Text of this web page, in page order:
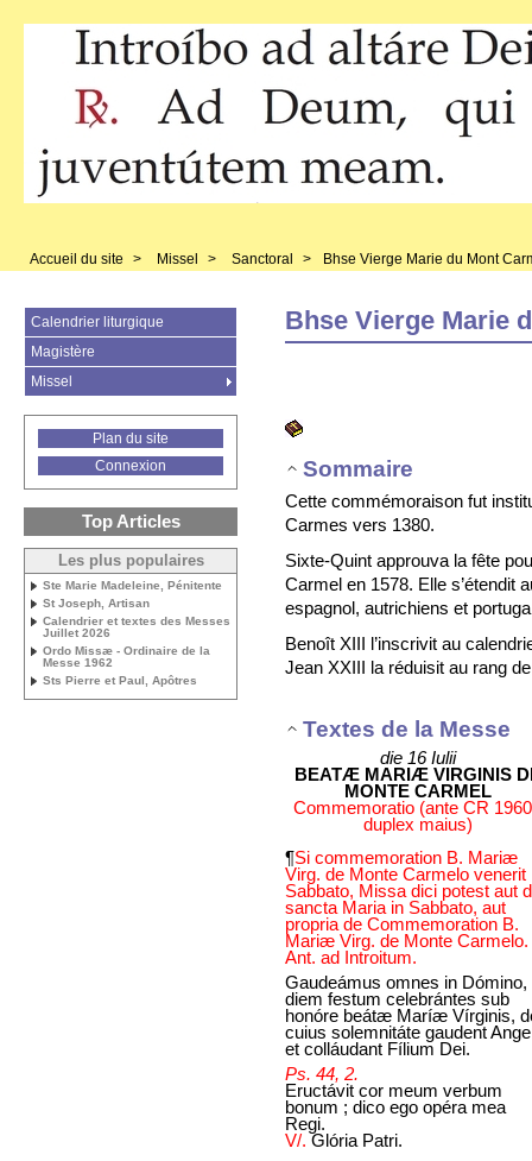
Accueil du site > Missel > Sanctoral > Bhse Vierge Marie du Mont
Bhse Vierge Marie
Sommaire
Cette commémoraison fut
Carmes vers 1380.
Sixte-Quint approuva la fête
Carmel en 1578. Elle s’étendit
espagnol, autrichiens et
Benoît XIII l’inscrivit au
Jean XXIII la réduisit au rang
Textes de la Messe
die 16 Iulii
BEATÆ MARIÆ VIRGINIS
MONTE CARMEL
Commemoratio (ante CR
duplex maius)
¶Si commemoration B. Mariæ
Virg. de Monte Carmelo venerit
Sabbato, Missa dici potest aut
sancta Maria in Sabbato, aut
propria de Commemoration B.
Mariæ Virg. de Monte Carmelo.
Ant. ad Introitum.
Gaudeámus omnes in Dómino,
diem festum celebrántes sub
honóre beátæ Maríæ Vírginis,
cuius solemnitáte gaudent
et colláudant Fílium Dei.
Ps. 44, 2.
Eructávit cor meum verbum
bonum ; dico ego opéra mea
Regi.
V/.Glória Patri.
Calendrier liturgique
Magistère
Missel
Plan du site
Connexion
Top Articles
Les plus populaires
Ste Marie Madeleine, Pénitente
St Joseph, Artisan
Calendrier et textes des Messes
Juillet 2026
Ordo Missæ - Ordinaire de la
Messe 1962
Sts Pierre et Paul, Apôtres